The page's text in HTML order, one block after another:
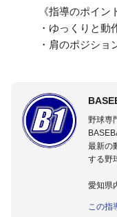
《指導のポイン
・ゆっくりと動
・肩のポジショ
野球専
最新の
する野
愛知県
動作解
この指